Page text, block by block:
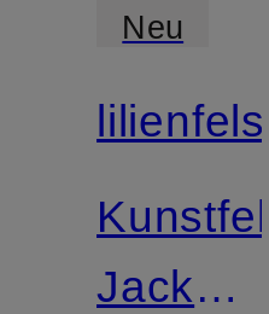
Neu
lilienfels
Kunstfell-
Jacke